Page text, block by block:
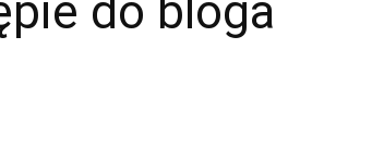
do bloga